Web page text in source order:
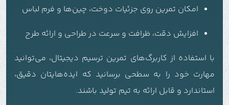
امکان تمرین روی جزئیات دوخت، چین‌ها و فرم لباس
افزایش دقت، ظرافت و سرعت در طراحی و ارائه طرح
با استفاده از کاربرگ‌های تمرین ترسیم دیجیتال، می‌توانید
مهارت خود را به سطحی برسانید که ایده‌هایتان دقیق،
استاندارد و قابل ارائه به تیم تولید باشند.